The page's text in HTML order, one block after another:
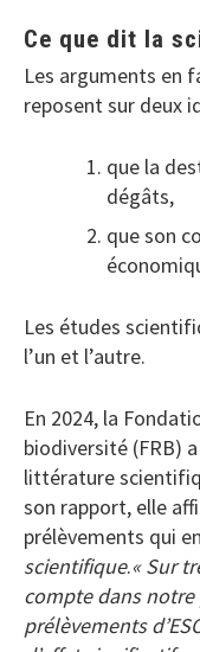
Ce que dit la
Les arguments en
reposent sur deux
que la
dégâts,
que son
Les études
l’un et l’autre.
En 2024, la
biodiversité (FRB)
littérature
son rapport, elle
prélèvements qui
scientifique.« Sur
compte dans
prélèvements